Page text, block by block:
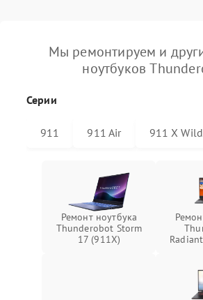
Мы ремонтируем и
ноутбуков
Серии
911 911 Air 911 X
Ремонт ноутбука
Thunderobot Storm
17 (911X)